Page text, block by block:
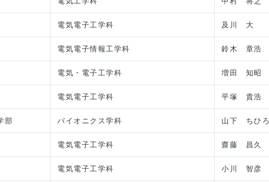
電気電子工学科 及川 大
電気電子情報工学科 鈴木 章浩
電気・電子工学科 増田 知昭
電気電子工学科 平塚 貴浩
部 バイオニクス学科 山下 ちひろ
電気電子工学科 齋藤 昌久
電気電子工学科 小川 智彦